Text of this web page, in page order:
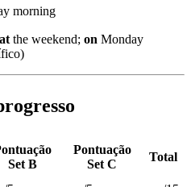
morning
at the weekend; on Monday
Set B
Pontuação
Set C
Total